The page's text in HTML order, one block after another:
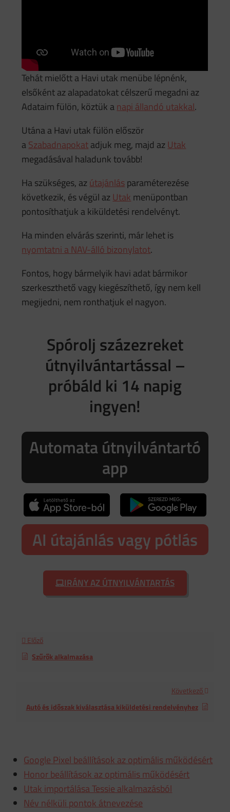
Tehát mielőtt a Havi utak menübe lépnénk,
elsőként az alapadatokat célszerű megadni az
Adataim fülön, köztük anapi állandó utakkal.
Utána a Havi utak fülön először
aSzabadnapokatadjuk meg, majd azUtak
megadásával haladunk tovább!
Ha szükséges, azútajánlásparaméterezése
következik, és végül azUtak menüpontban
pontosíthatjuk a kiküldetési rendelvényt.
Ha minden elvárás szerinti, már lehet is
nyomtatni a NAV-álló bizonylatot.
Fontos, hogy bármelyik havi adat bármikor
szerkeszthető vagy kiegészíthető, így nem kell
megijedni, nem ronthatjuk el nagyon.
Spórolj százezreket
útnyilvántartással –
próbáld ki 14 napig
ingyen!
Automata útnyilvántartó
app
AI útajánlás vagy pótlás
IRÁNY AZ ÚTNYILVÁNTARTÁS
Előző
Szűrők alkalmazása
Következő
Autó és időszak kiválasztása kiküldetési rendelvényhez
Google Pixel beállítások az optimális működésért
Honor beállítások az optimális működésért
Utak importálása Tessie alkalmazásból
Név nélküli pontok átnevezése